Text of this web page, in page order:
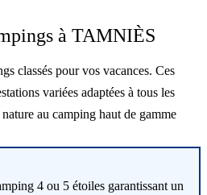
à TAMNIÈS
classés pour vos vacances. Ces
variées adaptées à tous les
au camping haut de gamme
4 ou 5 étoiles garantissant un